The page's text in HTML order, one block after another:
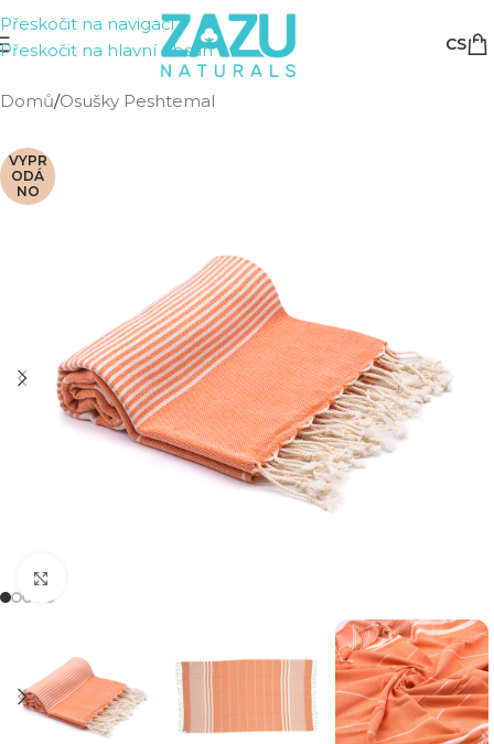
Přeskočit na navigaci
Přeskočit na hlavní obsah
CS
Domů/Osušky Peshtemal
VYPR
ODÁ
NO